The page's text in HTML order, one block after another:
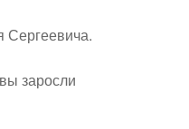
Сергеевича.
заросли